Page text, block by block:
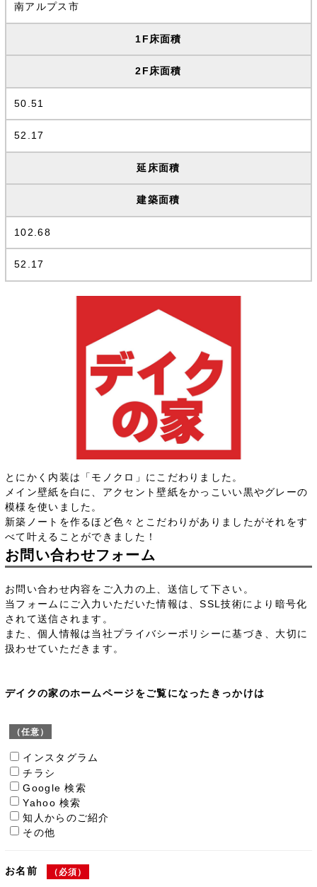
南アルプス市
1F床面積
2F床面積
50.51
52.17
延床面積
建築面積
102.68
52.17
とにかく内装は「モノクロ」にこだわりました。
メイン壁紙を白に、アクセント壁紙をかっこいい黒やグレーの
模様を使いました。
新築ノートを作るほど色々とこだわりがありましたがそれをす
べて叶えることができました！
お問い合わせフォーム
お問い合わせ内容をご入力の上、送信して下さい。
当フォームにご入力いただいた情報は、SSL技術により暗号化
されて送信されます。
また、個人情報は当社プライバシーポリシーに基づき、大切に
扱わせていただきます。
デイクの家のホームページをご覧になったきっかけは
（任意）
インスタグラム
チラシ
Google 検索
Yahoo 検索
知人からのご紹介
その他
お名前 （必須）